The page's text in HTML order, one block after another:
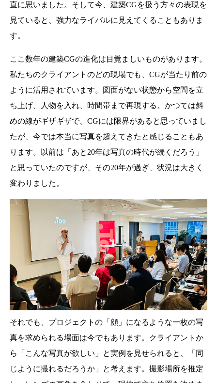
直に思いました。そして今、建築CGを扱う方々の表現を
見ていると、強力なライバルに見えてくることもありま
す。
ここ数年の建築CGの進化は目覚ましいものがあります。
私たちのクライアントのどの現場でも、CGが当たり前の
ように活用されています。図面がない状態から空間を立
ち上げ、人物を入れ、時間帯まで再現する。かつては斜
めの線がギザギザで、CGには限界があると思っていまし
たが、今では本当に写真を超えてきたと感じることもあ
ります。以前は「あと20年は写真の時代が続くだろう」
と思っていたのですが、その20年が過ぎ、状況は大きく
変わりました。
それでも、プロジェクトの「顔」になるような一枚の写
真を求められる場面は今でもあります。クライアントか
ら「こんな写真が欲しい」と実例を見せられると、「同
じように撮れるだろうか」と考えます。撮影場所を推定